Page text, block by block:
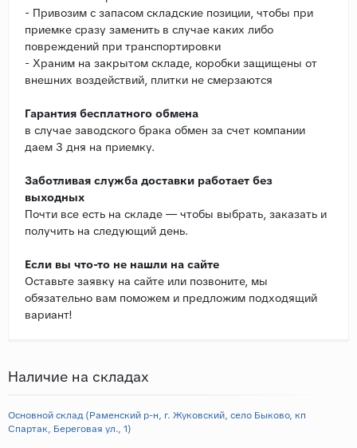
- Привозим с запасом складские позиции, чтобы при
приемке сразу заменить в случае каких либо
повреждений при транспортировки
- Храним на закрытом складе, коробки защищены от
внешних воздействий, плитки не смерзаются
Гарантия бесплатного обмена
в случае заводского брака обмен за счет компании
даем 3 дня на приемку.
Заботливая служба доставки работает без
выходных
Почти все есть на складе — чтобы выбрать, заказать и
получить на следующий день.
Если вы что-то не нашли на сайте
Оставьте заявку на сайте или позвоните, мы
обязательно вам поможем и предложим подходящий
вариант!
Наличие на складах
Основной склад (Раменский р-н, г. Жуковский, село Быково, кп
Спартак, Береговая ул., 1)